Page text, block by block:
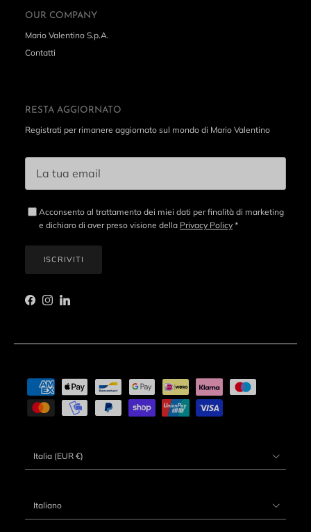
OUR COMPANY
Mario Valentino S.p.A.
Contatti
RESTA AGGIORNATO
Registrati per rimanere aggiornato sul mondo di Mario Valentino
Acconsento al trattamento dei miei dati per finalità di marketing
e dichiaro di aver preso visione della Privacy Policy *
ISCRIVITI
Facebook
Instagram
LinkedIn
Italia (EUR €)
Italiano